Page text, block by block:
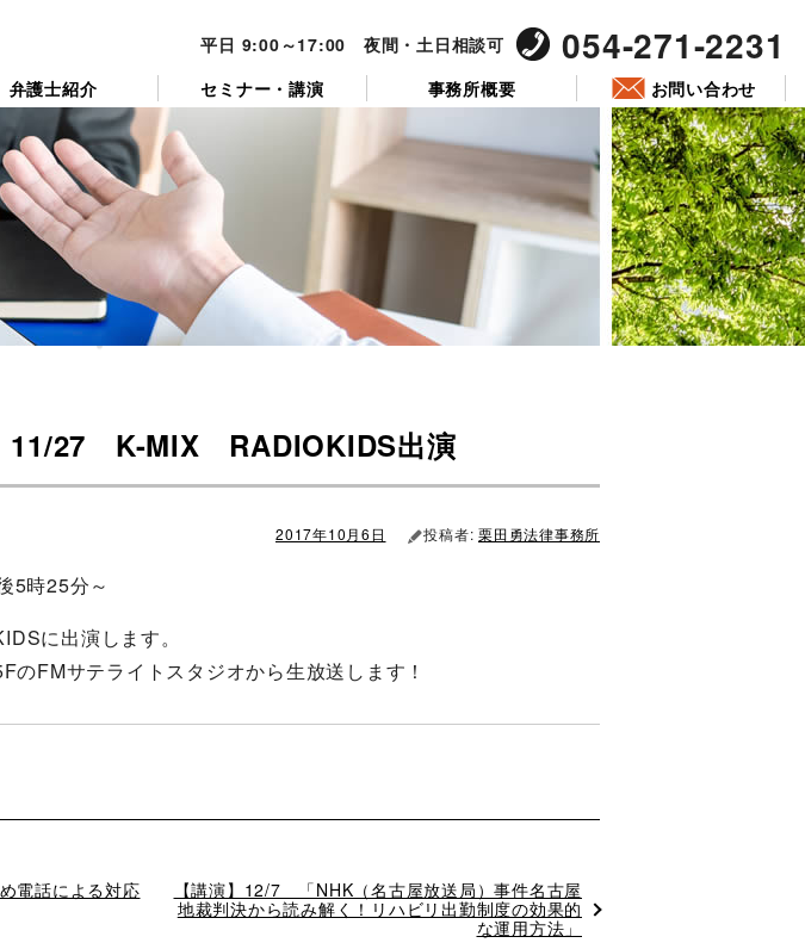
平日 9:00～17:00 夜間・土日相談可 054-271-2231
弁護士紹介 セミナー・講演 事務所概要 お問い合わせ
11/27 K-MIX RADIOKIDS出演
日:
2017年10月6日 投稿者: 栗田勇法律事務所
5時25分～
に出演します。
FMサテライトスタジオから生放送します！
電話による対応
次
の
【講演】12/7 「NHK（名古屋放送局）事件名古屋
地裁判決から読み解く！リハビリ出勤制度の効果的
な運用方法」